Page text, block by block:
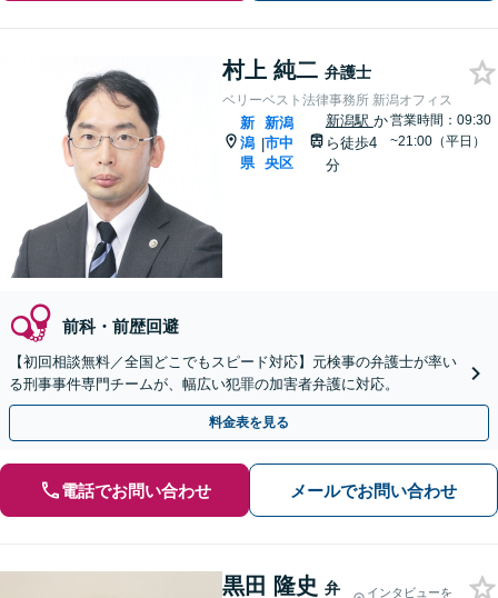
村上 純二 弁護士
ベリーベスト法律事務所 新潟オフィス
新
潟
県
|
新潟
市中
央区
新潟駅 か
ら徒歩4
分
営業時間：09:30
~21:00（平日）
前科・前歴回避
【初回相談無料／全国どこでもスピード対応】元検事の弁護士が率い
る刑事事件専門チームが、幅広い犯罪の加害者弁護に対応。
料金表を見る
電話でお問い合わせ メールでお問い合わせ
黒田 隆史 弁
インタビューを